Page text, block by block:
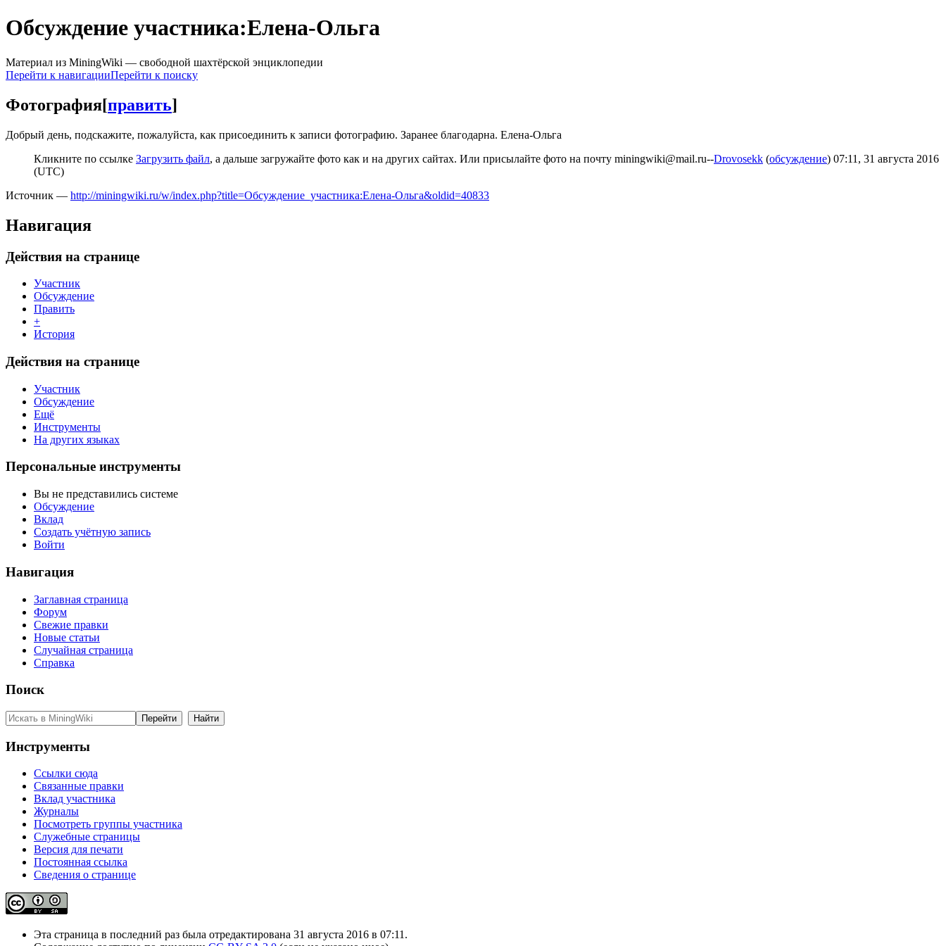
Обсуждение участника:Елена-Ольга
Материал из MiningWiki — свободной шахтёрской энциклопедии
Перейти к навигацииПерейти к поиску
Фотография[править]
Добрый день, подскажите, пожалуйста, как присоединить к записи фотографию. Заранее благодарна. Елена-Ольга
Кликните по ссылке Загрузить файл, а дальше загружайте фото как и на других сайтах. Или присылайте фото на почту miningwiki@mail.ru--Drovosekk (обсуждение) 07:11, 31 августа 2016
(UTC)
Источник — http://miningwiki.ru/w/index.php?title=Обсуждение_участника:Елена-Ольга&oldid=40833
Навигация
Действия на странице
Участник
Обсуждение
Править
+
История
Действия на странице
Участник
Обсуждение
Ещё
Инструменты
На других языках
Персональные инструменты
Вы не представились системе
Обсуждение
Вклад
Создать учётную запись
Войти
Навигация
Заглавная страница
Форум
Свежие правки
Новые статьи
Случайная страница
Справка
Поиск
Инструменты
Ссылки сюда
Связанные правки
Вклад участника
Журналы
Посмотреть группы участника
Служебные страницы
Версия для печати
Постоянная ссылка
Сведения о странице
Эта страница в последний раз была отредактирована 31 августа 2016 в 07:11.